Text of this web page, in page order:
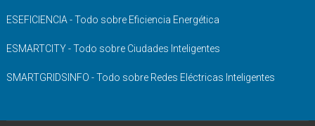
ESEFICIENCIA - Todo sobre Eficiencia Energética
ESMARTCITY - Todo sobre Ciudades Inteligentes
SMARTGRIDSINFO - Todo sobre Redes Eléctricas Inteligentes